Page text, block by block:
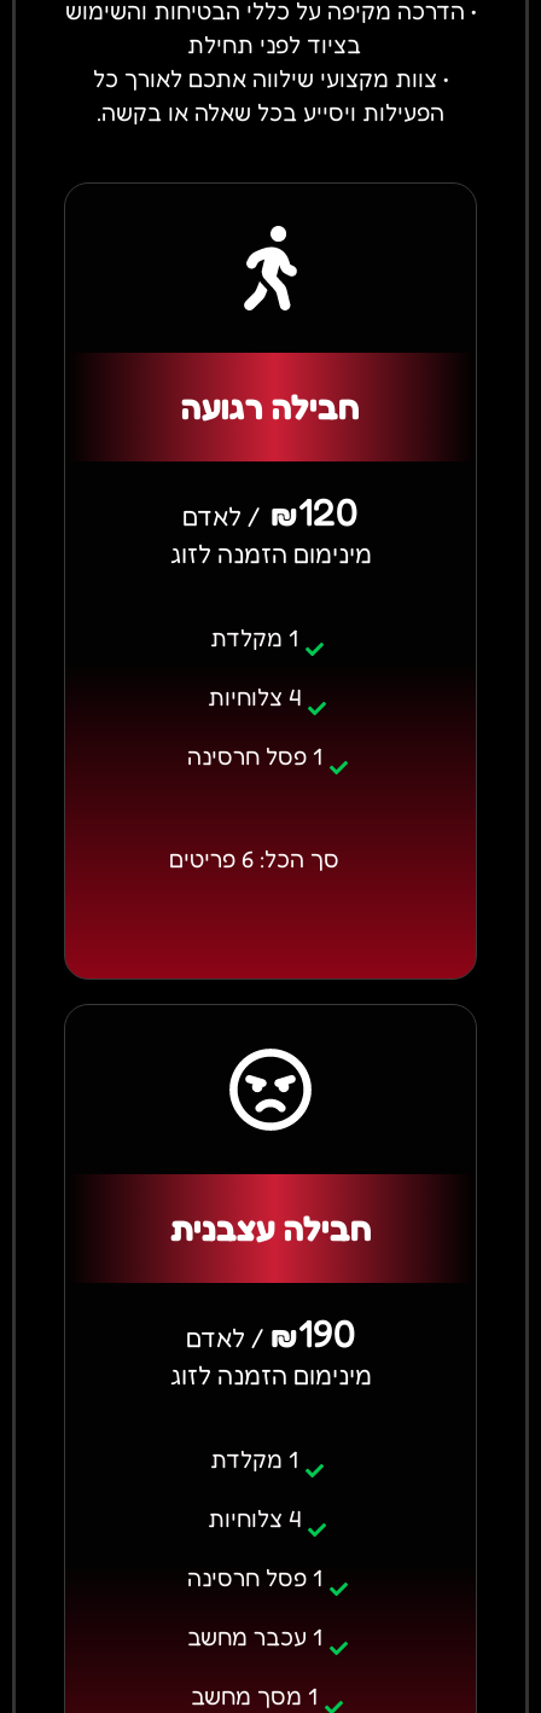
• הדרכה מקיפה על כללי הבטיחות והשימוש
בציוד לפני תחילת
• צוות מקצועי שילווה אתכם לאורך כל
הפעילות ויסייע בכל שאלה או בקשה.
חבילה רגועה
₪120
/ לאדם
מינימום הזמנה לזוג
1 מקלדת
4 צלוחיות
1 פסל חרסינה
סך הכל: 6 פריטים
חבילה עצבנית
₪190
/ לאדם
מינימום הזמנה לזוג
1 מקלדת
4 צלוחיות
1 פסל חרסינה
1 עכבר מחשב
1 מסך מחשב